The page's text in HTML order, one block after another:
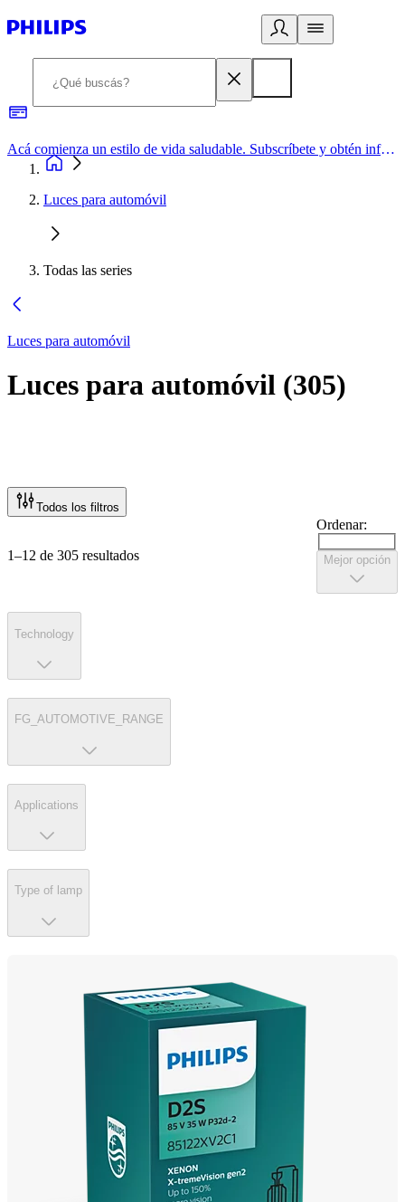
Acá comienza un estilo de vida saludable. Subscríbete y obtén información de primera mano
Luces para automóvil
Todas las series
Luces para automóvil
Luces para automóvil (305)
Todos los filtros
1–12 de 305 resultados
Ordenar:
Mejor opción
Technology
FG_AUTOMOTIVE_RANGE
Applications
Type of lamp